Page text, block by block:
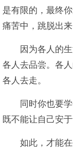
是有限的，最终
痛苦中，跳脱出来
因为各人的
各人去品尝。各
各人去走。
同时你也要
既不能让自己安
如此，才能